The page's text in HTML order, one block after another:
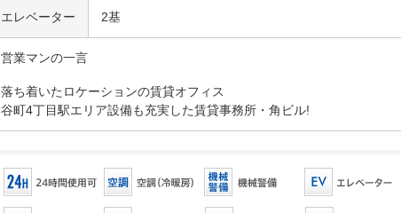
エレベーター 2基
営業マンの一言
落ち着いたロケーションの賃貸オフィス
谷町4丁目駅エリア設備も充実した賃貸事務所・角ビル!